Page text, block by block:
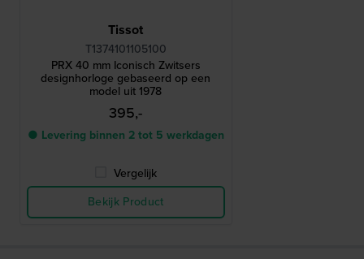
Tissot
T1374101105100
PRX 40 mm Iconisch Zwitsers
designhorloge gebaseerd op een
model uit 1978
395,-
● Levering binnen 2 tot 5 werkdagen
Vergelijk
Bekijk Product